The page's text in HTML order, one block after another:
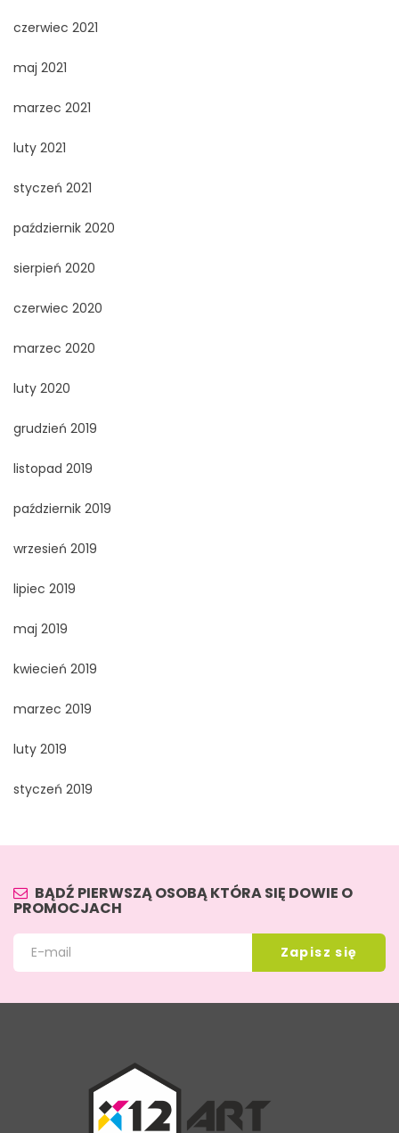
czerwiec 2021
maj 2021
marzec 2021
luty 2021
styczeń 2021
październik 2020
sierpień 2020
czerwiec 2020
marzec 2020
luty 2020
grudzień 2019
listopad 2019
październik 2019
wrzesień 2019
lipiec 2019
maj 2019
kwiecień 2019
marzec 2019
luty 2019
styczeń 2019
BĄDŹ PIERWSZĄ OSOBĄ KTÓRA SIĘ DOWIE O
PROMOCJACH